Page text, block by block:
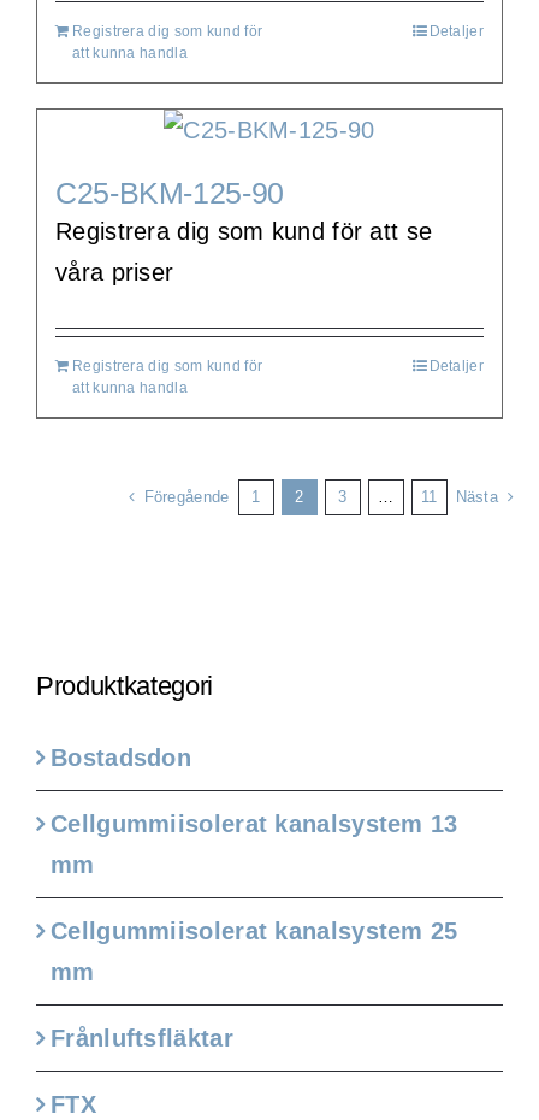
Registrera dig som kund för
att kunna handla
Detaljer
C25-BKM-125-90
Registrera dig som kund för att se
våra priser
Registrera dig som kund för
att kunna handla
Detaljer
Föregående 1 2 3 … 11 Nästa
Produktkategori
Bostadsdon
Cellgummiisolerat kanalsystem 13
mm
Cellgummiisolerat kanalsystem 25
mm
Frånluftsfläktar
FTX